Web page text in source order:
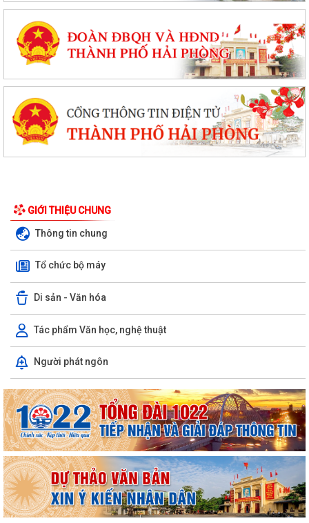
GIỚI THIỆU CHUNG
Thông tin chung
Tổ chức bộ máy
Di sản - Văn hóa
Tác phẩm Văn học, nghệ thuật
Người phát ngôn
xã hội trên địa bàn xã Hà Bắc...
KẾ HOẠCH Dự phòng thương tích tại cộng đồng trên địa bàn xã Hà Bắc
giai đoạn 2026 - 2030 trên địa...
KẾ HOẠCH Triển khai thực hiện Nghị quyết số 105/NQ-CP ngày
08/4/2026 của Chính phủ và Chương trình...
THÔNG BÁO Phân công nhiệm vụ các thành viên Ban Chỉ đạo an toàn
thực phẩm trên địa bàn xã Hà Bắc